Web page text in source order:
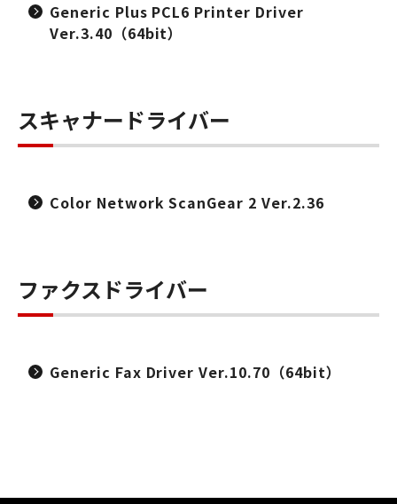
Generic Plus PCL6 Printer Driver
Ver.3.40（64bit）
スキャナードライバー
Color Network ScanGear 2 Ver.2.36
ファクスドライバー
Generic Fax Driver Ver.10.70（64bit）